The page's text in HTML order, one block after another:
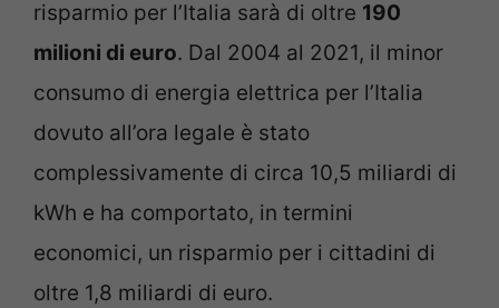
risparmio per l’Italia sarà di oltre 190
milioni di euro. Dal 2004 al 2021, il minor
consumo di energia elettrica per l’Italia
dovuto all’ora legale è stato
complessivamente di circa 10,5 miliardi di
kWh e ha comportato, in termini
economici, un risparmio per i cittadini di
oltre 1,8 miliardi di euro.